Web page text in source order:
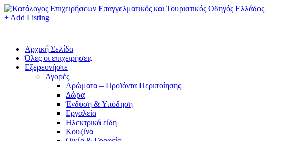
+ Add Listing
Αρχική Σελίδα
Όλες οι επιχειρήσεις
Εξερευνήστε
Αγορές
Αρώματα – Προϊόντα Περιποίησης
Δώρα
Ένδυση & Υπόδηση
Εργαλεία
Ηλεκτρικά είδη
Κουζίνα